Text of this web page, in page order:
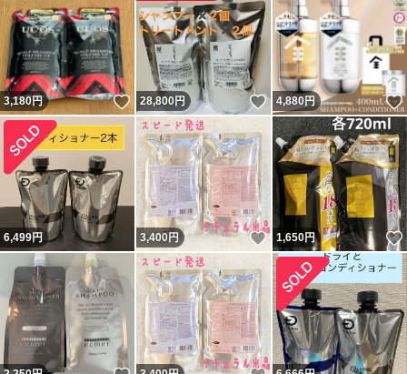
3,180円 いいね！
28,800円 いいね！
4,880円
6,499円 3,400円 いいね！
1,650円